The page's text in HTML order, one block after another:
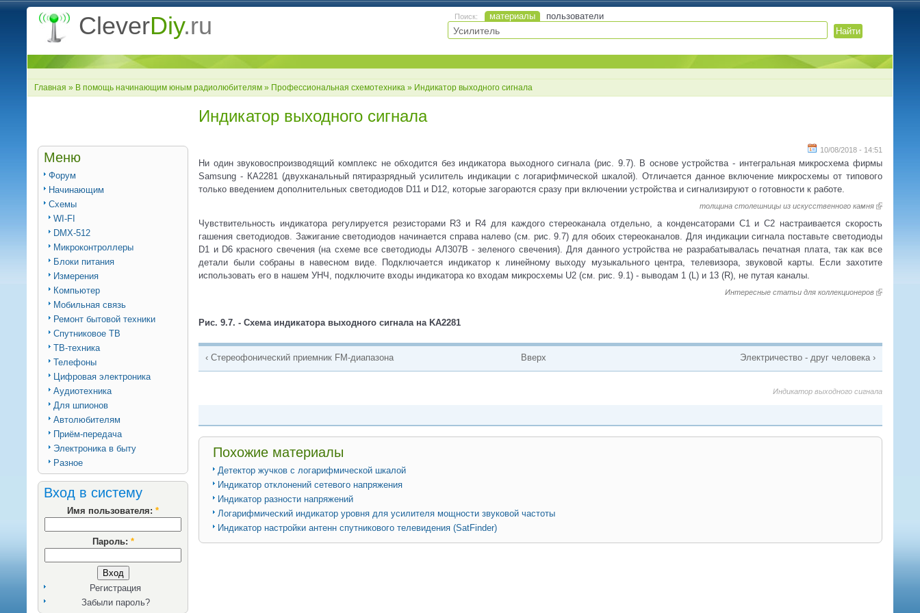
CleverDiy.ru Поиск: материалы пользователи
Главная » В помощь начинающим юным радиолюбителям » Профессиональная схемотехника » Индикатор выходного сигнала
Меню
Форум
Начинающим
Схемы
WI-FI
DMX-512
Микроконтроллеры
Блоки питания
Измерения
Компьютер
Мобильная связь
Ремонт бытовой техники
Спутниковое ТВ
ТВ-техника
Телефоны
Цифровая электроника
Аудиотехника
Для шпионов
Автолюбителям
Приём-передача
Электроника в быту
Разное
Вход в систему
Имя пользователя:*
Пароль: *
Регистрация
Забыли пароль?
Индикатор выходного сигнала
10/08/2018 - 14:51
Ни один звуковоспроизводящий комплекс не обходится без индикатора выходного сигнала (рис. 9.7). В основе устройства - интегральная микросхема фирмы
Samsung - КА2281 (двухканальный пятиразрядный усилитель индикации с логарифмической шкалой). Отличается данное включение микросхемы от типового
только введением дополнительных светодиодов D11 и D12, которые загораются сразу при включении устройства и сигнализируют о готовности к работе.
толщина столешницы из искусственного камня
Чувствительность индикатора регулируется резисторами R3 и R4 для каждого стереоканала отдельно, а конденсаторами С1 и С2 настраивается скорость
гашения светодиодов. Зажигание светодиодов начинается справа налево (см. рис. 9.7) для обоих стереоканалов. Для индикации сигнала поставьте светодиоды
D1 и D6 красного свечения (на схеме все светодиоды АЛ307В - зеленого свечения). Для данного устройства не разрабатывалась печатная плата, так как все
детали были собраны в навесном виде. Подключается индикатор к линейному выходу музыкального центра, телевизора, звуковой карты. Если захотите
использовать его в нашем УНЧ, подключите входы индикатора ко входам микросхемы U2 (см. рис. 9.1) - выводам 1 (L) и 13 (R), не путая каналы.
Интересные статьи для коллекционеров
Рис. 9.7. - Схема индикатора выходного сигнала на KA2281
‹ Стереофонический приемник FM-диапазона Вверх Электричество - друг человека ›
Индикатор выходного сигнала
Похожие материалы
Детектор жучков с логарифмической шкалой
Индикатор отклонений сетевого напряжения
Индикатор разности напряжений
Логарифмический индикатор уровня для усилителя мощности звуковой частоты
Индикатор настройки антенн спутникового телевидения (SatFinder)